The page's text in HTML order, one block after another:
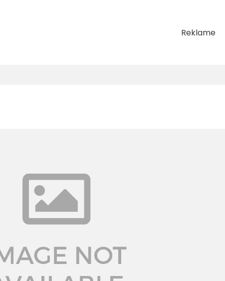
Reklame